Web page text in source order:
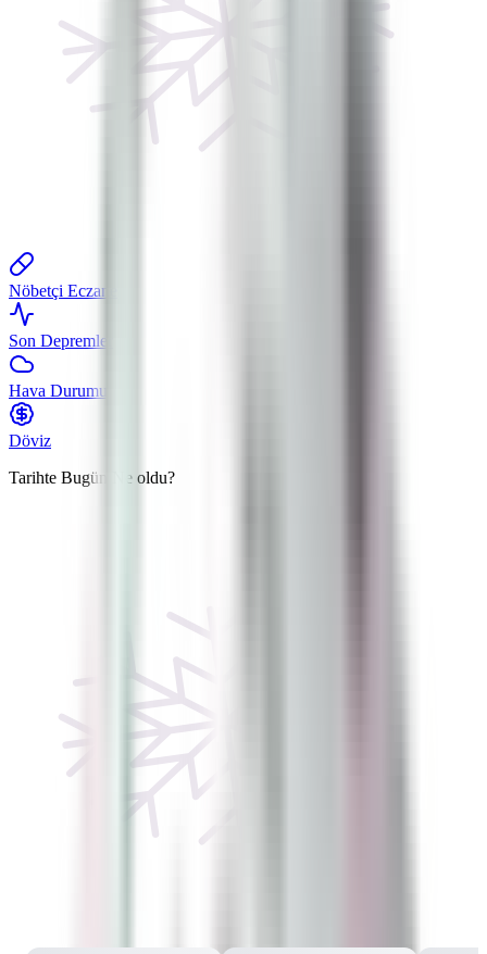
Nöbetçi Eczane
Son Depremler
Hava Durumu
Döviz
Tarihte Bugün
Ne oldu?